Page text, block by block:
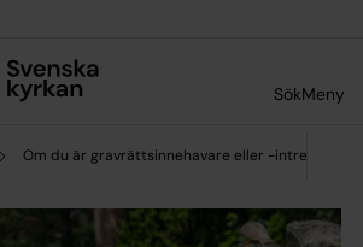
SökMeny
Om du är gravrättsinnehavare eller -intressent